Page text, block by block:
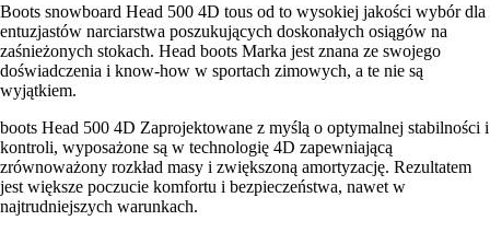
Boots snowboard Head 500 4D tous od to wysokiej jakości wybór dla
entuzjastów narciarstwa poszukujących doskonałych osiągów na
zaśnieżonych stokach. Head boots Marka jest znana ze swojego
doświadczenia i know-how w sportach zimowych, a te nie są
wyjątkiem.
boots Head 500 4D Zaprojektowane z myślą o optymalnej stabilności i
kontroli, wyposażone są w technologię 4D zapewniającą
zrównoważony rozkład masy i zwiększoną amortyzację. Rezultatem
jest większe poczucie komfortu i bezpieczeństwa, nawet w
najtrudniejszych warunkach.